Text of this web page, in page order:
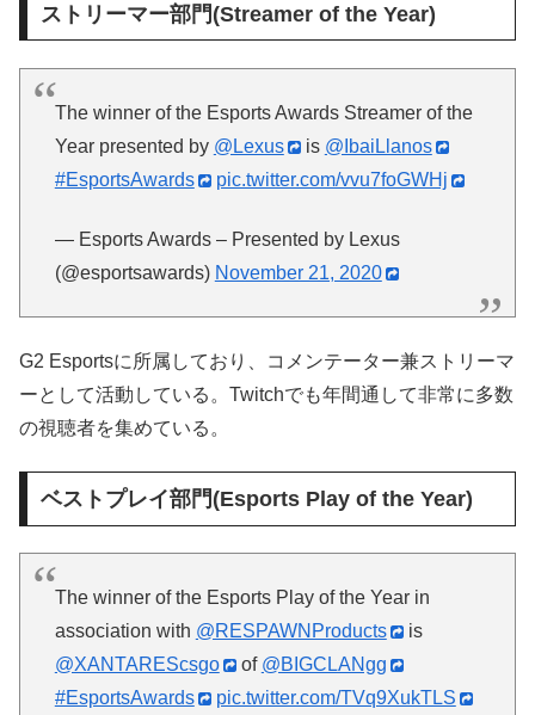
ストリーマー部門(Streamer of the Year)
The winner of the Esports Awards Streamer of the
Year presented by @Lexus is @IbaiLlanos
#EsportsAwards
pic.twitter.com/vvu7foGWHj
— Esports Awards – Presented by Lexus
(@esportsawards) November 21, 2020
G2 Esportsに所属しており、コメンテーター兼ストリーマ
ーとして活動している。Twitchでも年間通して非常に多数
の視聴者を集めている。
ベストプレイ部門(Esports Play of the Year)
The winner of the Esports Play of the Year in
association with @RESPAWNProducts
is
@XANTAREScsgo
of @BIGCLANgg
#EsportsAwards
pic.twitter.com/TVq9XukTLS